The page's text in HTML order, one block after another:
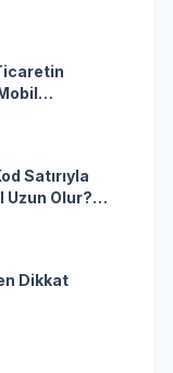
Satırıyla
Uzun Olur?
Rolü)
Dikkat